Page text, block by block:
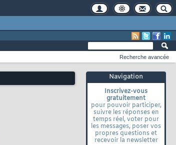
Navigation
Inscrivez-vous
gratuitement
pour pouvoir participer,
suivre les réponses en
temps réel, voter pour
les messages, poser vos
propres questions et
recevoir la newsletter
Recherche avancée